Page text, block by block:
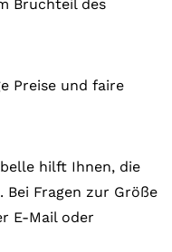
Bruchteil des
Preise und faire
hilft Ihnen, die
Fragen zur Größe
E-Mail oder